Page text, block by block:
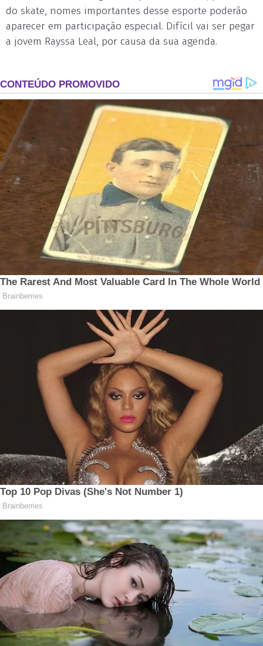
do skate, nomes importantes desse esporte poderão
aparecer em participação especial. Difícil vai ser pegar
a jovem Rayssa Leal, por causa da sua agenda.